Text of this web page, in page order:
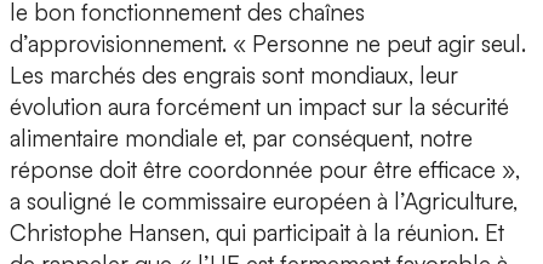
le bon fonctionnement des chaînes
d’approvisionnement. « Personne ne peut agir seul.
Les marchés des engrais sont mondiaux, leur
évolution aura forcément un impact sur la sécurité
alimentaire mondiale et, par conséquent, notre
réponse doit être coordonnée pour être efficace »,
a souligné le commissaire européen à l’Agriculture,
Christophe Hansen, qui participait à la réunion. Et